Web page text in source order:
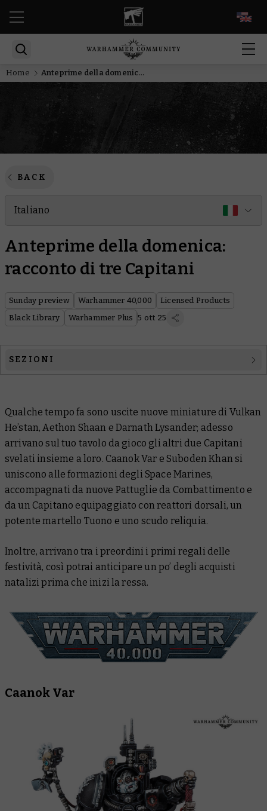
Home Anteprime della domenica: racconto di tre Capitani
BACK
Italiano
Anteprime della domenica:
racconto di tre Capitani
Sunday preview Warhammer 40,000
Licensed Products
Black Library
Warhammer Plus 5 ott 25
SEZIONI
Licensed Products
Black Library
Warhammer Plus
Qualche tempo fa sono uscite nuove miniature di Vulkan
He’stan, Aethon Shaan e Darnath Lysander; adesso
arrivano sul tuo tavolo da gioco gli altri due Capitani
svelati insieme a loro. Caanok Var e Suboden Khan si
uniscono alle formazioni degli Space Marines,
accompagnati da nuove Pattuglie da Combattimento e
da un Capitano equipaggiato con reattori dorsali, un
potente martello Tuono e uno scudo reliquia.
Inoltre, arrivano tra i preordini i primi regali delle
festività, così potrai anticipare un po’ degli acquisti
natalizi prima che inizi la ressa.
Caanok Var